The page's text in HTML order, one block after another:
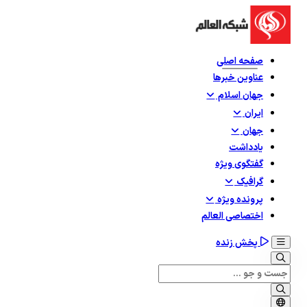
صفحه اصلی
عناوین خبرها
جهان اسلام
ایران
جهان
یادداشت
گفتگوی ویژه
گرافيک
پرونده ویژه
اختصاصی العالم
پخش زنده